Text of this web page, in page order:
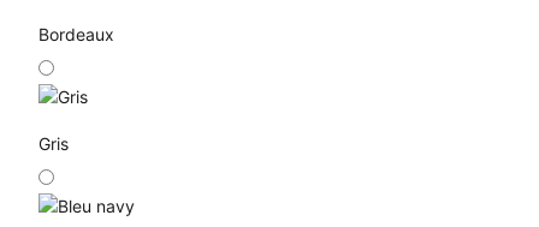
Bordeaux
Gris